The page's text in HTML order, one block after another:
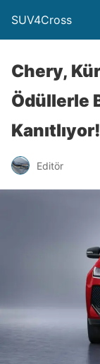
SUV4Cross
Chery,
Ödüllerle
Kanıtlıyor!
Editör